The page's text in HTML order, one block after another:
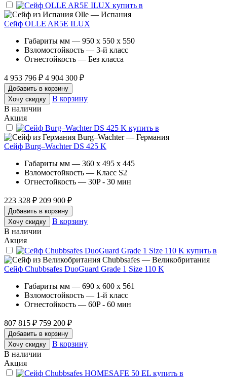
Olle — Испания
Сейф OLLE AR5E ILUX
Габариты мм — 950 x 550 x 550
Взломостойкость — 3-й класс
Огнестойкость — Без класса
4 953 796 ₽ 4 904 300 ₽
Добавить в корзину
Хочу скидку
В корзину
В наличии
Акция
Burg–Wachter — Германия
Сейф Burg–Wachter DS 425 K
Габариты мм — 360 x 495 x 445
Взломостойкость — Класс S2
Огнестойкость — 30P - 30 мин
223 328 ₽ 209 900 ₽
Добавить в корзину
Хочу скидку
В корзину
В наличии
Акция
Chubbsafes — Великобритания
Сейф Chubbsafes DuoGuard Grade 1 Size 110 K
Габариты мм — 690 x 600 x 561
Взломостойкость — 1-й класс
Огнестойкость — 60P - 60 мин
807 815 ₽ 759 200 ₽
Добавить в корзину
Хочу скидку
В корзину
В наличии
Акция